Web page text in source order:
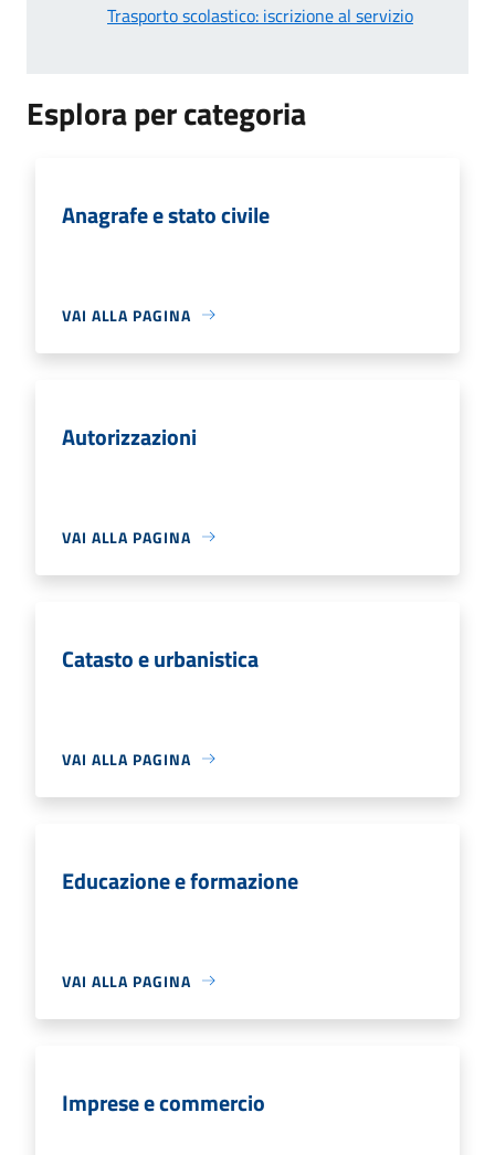
Trasporto scolastico: iscrizione al servizio
Esplora per categoria
Anagrafe e stato civile
VAI ALLA PAGINA
Autorizzazioni
VAI ALLA PAGINA
Catasto e urbanistica
VAI ALLA PAGINA
Educazione e formazione
VAI ALLA PAGINA
Imprese e commercio